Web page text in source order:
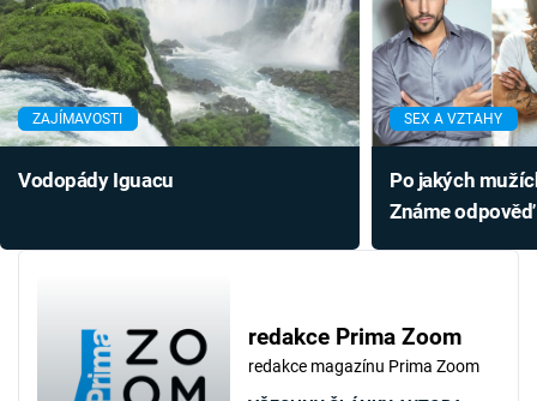
ZAJÍMAVOSTI
Vodopády Iguacu
SEX A VZTAHY
Po jakých
Známe
redakce Prima Zoom
redakce magazínu Prima Zoom